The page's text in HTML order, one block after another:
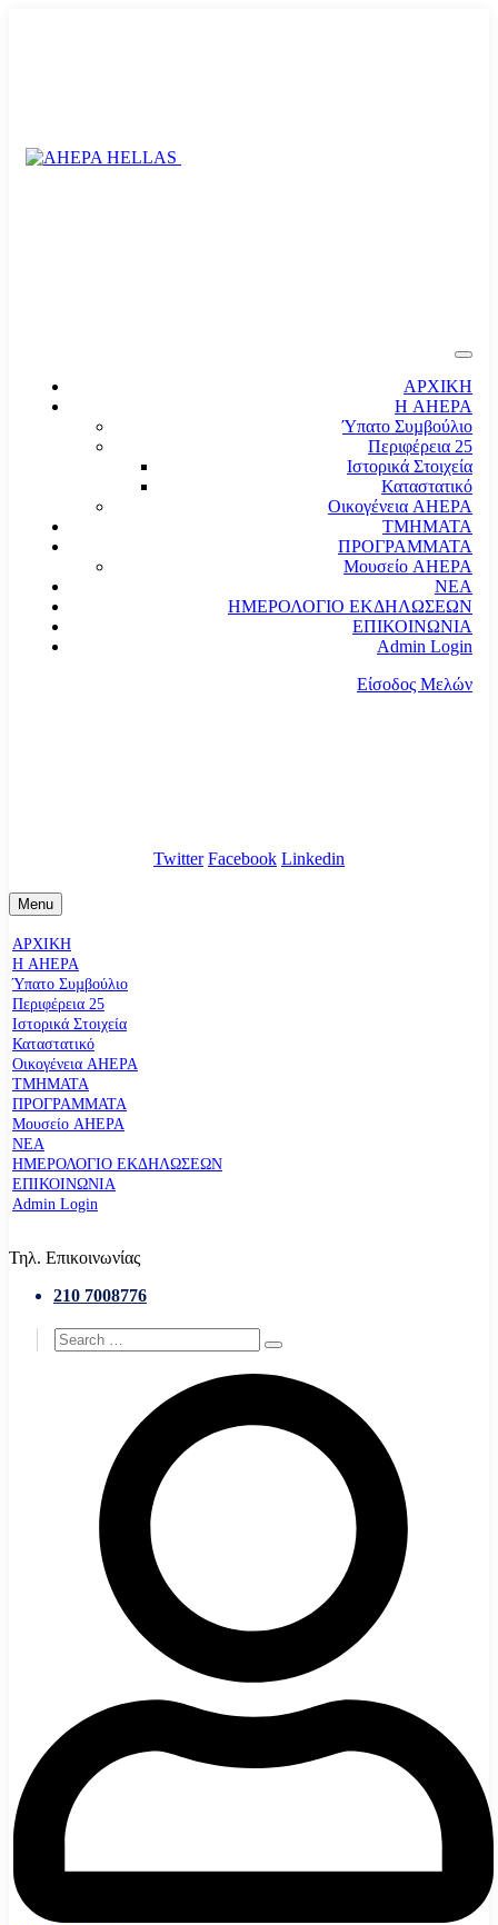
ΑΡΧΙΚΗ
Η AHEPA
Ύπατο Συµβούλιο
Περιφέρεια 25
Ιστορικά Στοιχεία
Καταστατικό
Οικογένεια AHEPA
ΤΜΗΜΑΤΑ
ΠΡΟΓΡΑΜΜΑΤΑ
Μουσείο AHEPA
ΝΕΑ
ΗΜΕΡΟΛΟΓΙΟ ΕΚΔΗΛΩΣΕΩΝ
ΕΠΙΚΟΙΝΩΝΙΑ
Admin Login
Είσοδος Μελών
Twitter Facebook Linkedin
Menu
ΑΡΧΙΚΗ
Η AHEPA
Ύπατο Συµβούλιο
Περιφέρεια 25
Ιστορικά Στοιχεία
Καταστατικό
Οικογένεια AHEPA
ΤΜΗΜΑΤΑ
ΠΡΟΓΡΑΜΜΑΤΑ
Μουσείο AHEPA
ΝΕΑ
ΗΜΕΡΟΛΟΓΙΟ ΕΚΔΗΛΩΣΕΩΝ
ΕΠΙΚΟΙΝΩΝΙΑ
Admin Login
Τηλ. Επικοινωνίας
210 7008776